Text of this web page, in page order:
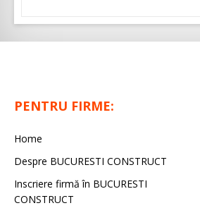
PENTRU FIRME:
Home
Despre BUCURESTI CONSTRUCT
Inscriere firmă în BUCURESTI
CONSTRUCT